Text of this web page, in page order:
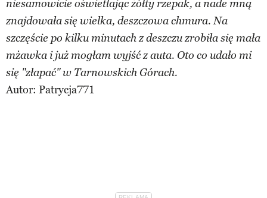
niesamowicie oświetlając żółty rzepak, a nade mną
znajdowała się wielka, deszczowa chmura. Na
szczęście po kilku minutach z deszczu zrobiła się mała
mżawka i już mogłam wyjść z auta. Oto co udało mi
się "złapać" w Tarnowskich Górach.
Autor: Patrycja771